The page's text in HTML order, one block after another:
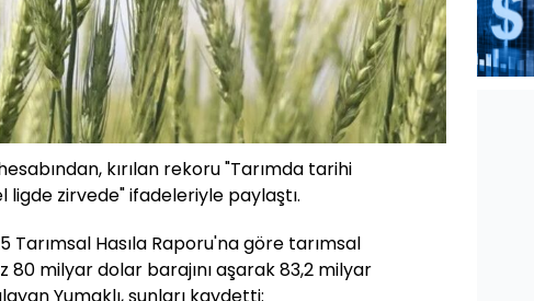
kırılan rekoru "Tarımda tarihi
ligde zirvede" ifadeleriyle paylaştı.
Tarımsal Hasıla Raporu'na göre tarımsal
80 milyar dolar barajını aşarak 83,2 milyar